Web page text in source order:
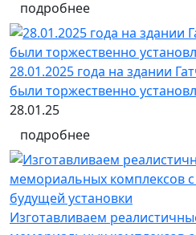
подробнее
28.01.2025 года на здании
были торжественно
28.01.25
подробнее
Изготавливаем